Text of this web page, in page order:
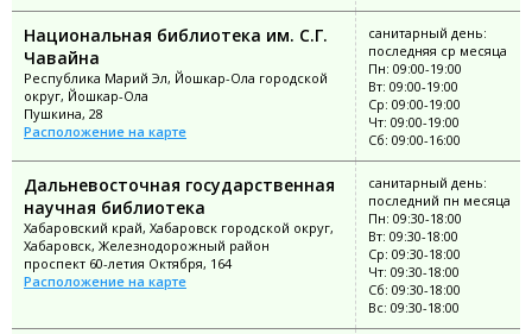
Национальная библиотека им. С.Г.
Чавайна
Республика Марий Эл, Йошкар-Ола городской
округ, Йошкар-Ола
Пушкина, 28
Расположение на карте
санитарный день:
последняя ср месяца
Пн: 09:00-19:00
Вт: 09:00-19:00
Ср: 09:00-19:00
Чт: 09:00-19:00
Сб: 09:00-16:00
Дальневосточная государственная
научная библиотека
Хабаровский край, Хабаровск городской округ,
Хабаровск, Железнодорожный район
проспект 60-летия Октября, 164
Расположение на карте
санитарный день:
последний пн месяца
Пн: 09:30-18:00
Вт: 09:30-18:00
Ср: 09:30-18:00
Чт: 09:30-18:00
Сб: 09:30-18:00
Вс: 09:30-18:00